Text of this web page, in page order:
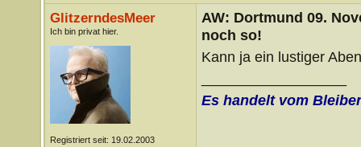
GlitzerndesMeer
Ich bin privat hier.
Registriert seit: 19.02.2003
AW: Dortmund 09.
noch so!
Kann ja ein lustiger
Es handelt vom